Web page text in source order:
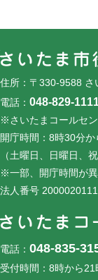
住所：〒330-9588 さ
電話： 048-829-
※さいたまコールセン
開庁時間：8時30分
（土曜日、日曜日、
※一部、開庁時間が異
法人番号
電話： 048-835-
受付時間：8時から21